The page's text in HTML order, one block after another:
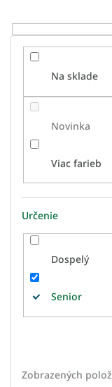
o
v
Na sklade
Novinka
Viac farieb
Určenie
Dospelý
Senior
Zobrazených